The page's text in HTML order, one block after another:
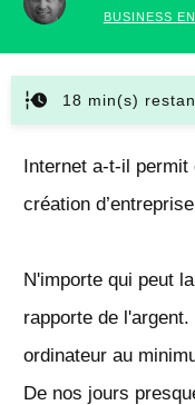
BUSINESS
18 min(s)
Internet a-t-il
création
N'importe qui peut
rapporte de
ordinateur au
De nos jours